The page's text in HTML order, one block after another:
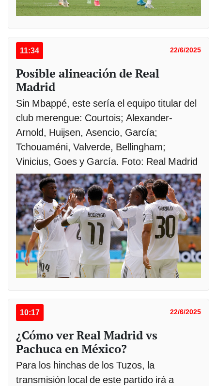
11:34 22/6/2025
Posible alineación de Real
Madrid
Sin Mbappé, este sería el equipo titular del
club merengue: Courtois; Alexander-
Arnold, Huijsen, Asencio, García;
Tchouaméni, Valverde, Bellingham;
Vinicius, Goes y García. Foto: Real Madrid
10:17 22/6/2025
¿Cómo ver Real Madrid vs
Pachuca en México?
Para los hinchas de los Tuzos, la
transmisión local de este partido irá a